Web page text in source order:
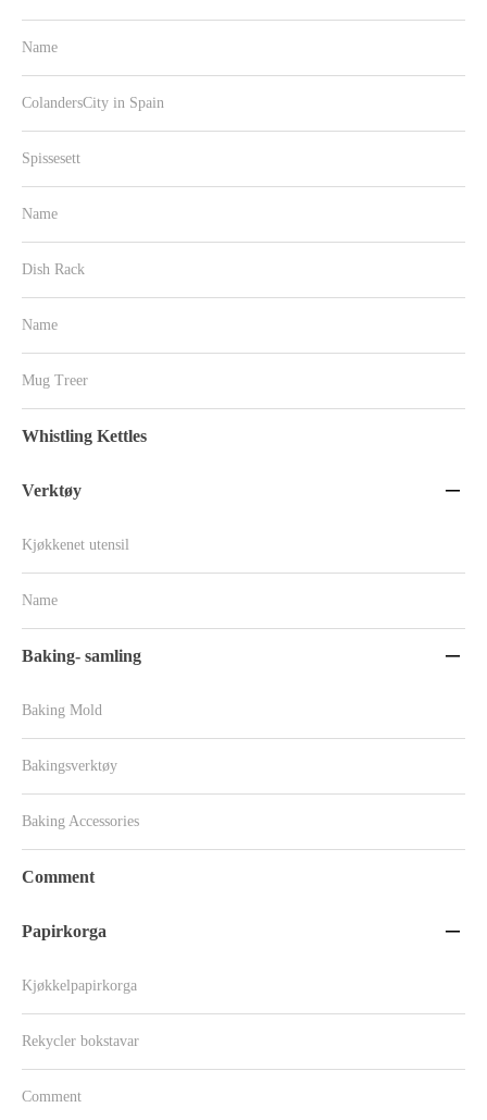
Name
ColandersCity in Spain
Spissesett
Name
Dish Rack
Name
Mug Treer
Whistling Kettles
Verktøy 
Kjøkkenet utensil
Name
Baking- samling 
Baking Mold
Bakingsverktøy
Baking Accessories
Comment
Papirkorga 
Kjøkkelpapirkorga
Rekycler bokstavar
Comment